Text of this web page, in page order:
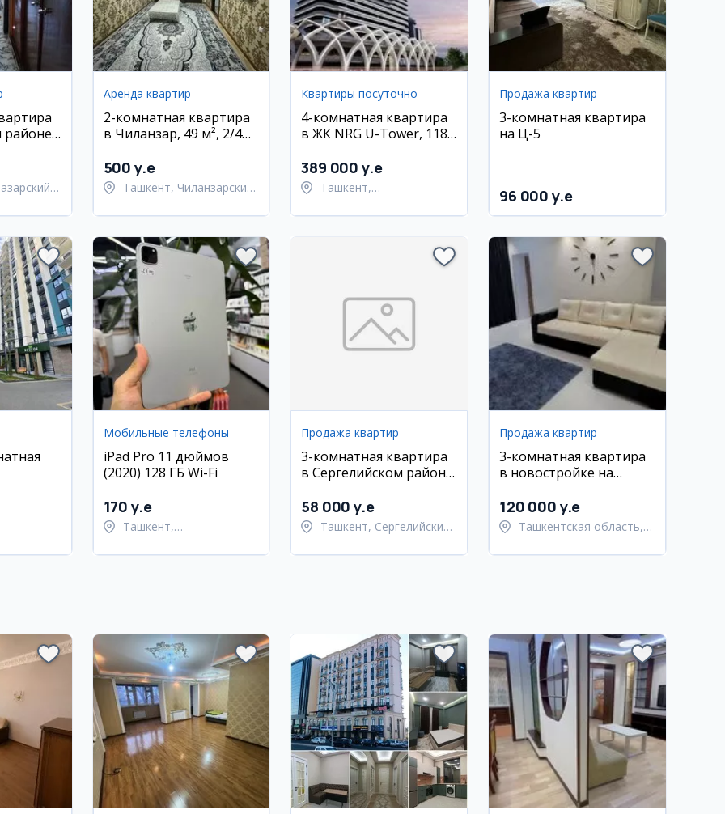
районе,
Аренда квартир
2-комнатная квартира
в Чиланзар, 49 м², 2/4
500 y.e
Ташкент, Чиланзарский
Квартиры посуточно
4-комнатная квартира
в ЖК NRG U-Tower, 118
район
389 000 y.e
Ташкент,
Продажа квартир
3-комнатная квартира
на Ц-5
96 000 y.e
Мобильные телефоны
iPad Pro 11 дюймов
(2020) 128 ГБ Wi-Fi
170 y.e
Ташкент,
Продажа квартир
3-комнатная квартира
в Сергелийском районе,
58 000 y.e
Ташкент, Сергелийский
Продажа квартир
3-комнатная квартира
в новостройке на
120 000 y.e
Ташкентская область,